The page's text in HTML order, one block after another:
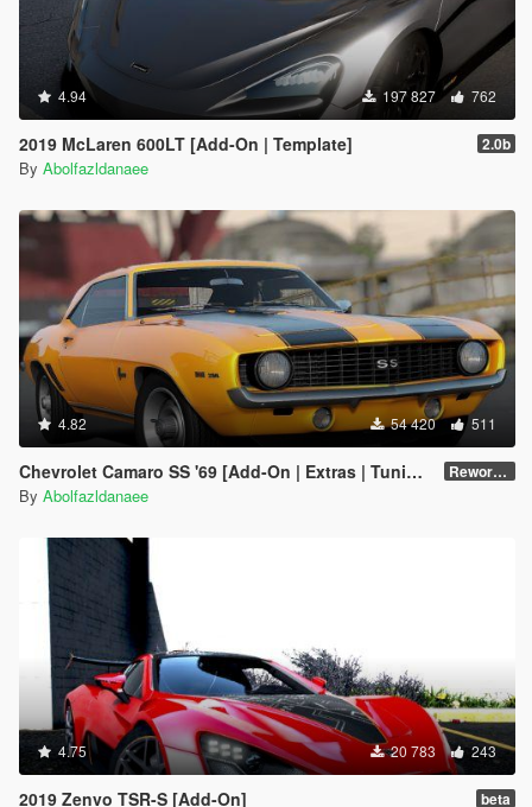
4.94 197 827 762
2019 McLaren 600LT [Add-On | Template] 2.0b
By Abolfazldanaee
4.82 54 420 511
Chevrolet Camaro SS '69 [Add-On | Extras | Tuning | Template] Reworked 1.0
By Abolfazldanaee
4.75 20 783 243
2019 Zenvo TSR-S [Add-On] beta